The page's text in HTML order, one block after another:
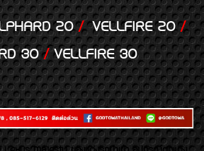
20/VELLFIRE 20/
30/VELLFIRE 30